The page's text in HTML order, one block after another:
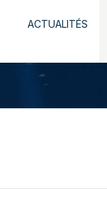
ACTUALITÉS